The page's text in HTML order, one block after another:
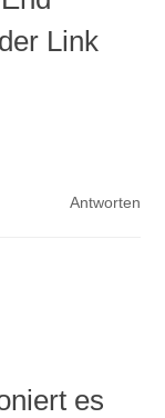
Link
Antworten
es